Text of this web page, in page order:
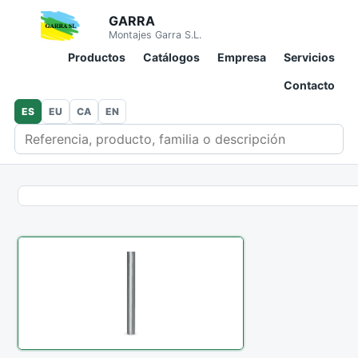
GARRA
Montajes Garra S.L.
Productos Catálogos Empresa Servicios
Contacto
Buscar en catálogo
ES EU CA EN